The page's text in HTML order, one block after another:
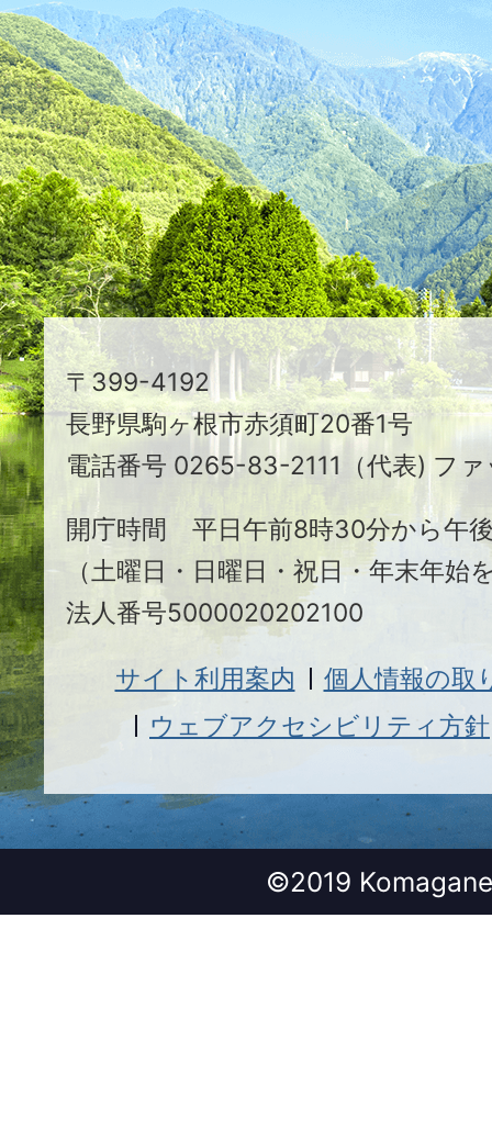
た
つ
映
え
る
ま
ち
駒
ヶ
根
市
〒399-4192
長野県駒ヶ根市赤須町20番1号
電話番号 0265-83-2111（代表) フ
開庁時間 平日午前8時30分から午
（土曜日・日曜日・祝日・年末年始
法人番号5000020202100
サイト利用案内
個人情報の取
ウェブアクセシビリティ方針
©2019